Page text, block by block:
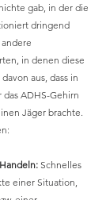
gab, in der die
dringend
in denen diese
aus, dass in
ADHS-Gehirn
Jäger brachte.
Schnelles
einer Situation,